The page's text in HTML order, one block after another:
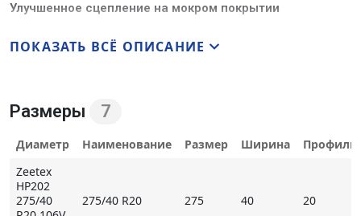
Улучшенное сцепление на мокром покрытии
протекторного рисунка шины является повышенное
дренажные канавки, продольные из которых имеют
каналы расположены под углом, что существенно
повышает их пропускную способность и вместе с
этим устойчивость к аквапланированию.
ПОКАЗАТЬ ВСЁ ОПИСАНИЕ
Размеры 7
Диаметр Наименование Размер Ширина
Профиль
Zeetex
HP202
275/40
275/40 R20 275 40 20